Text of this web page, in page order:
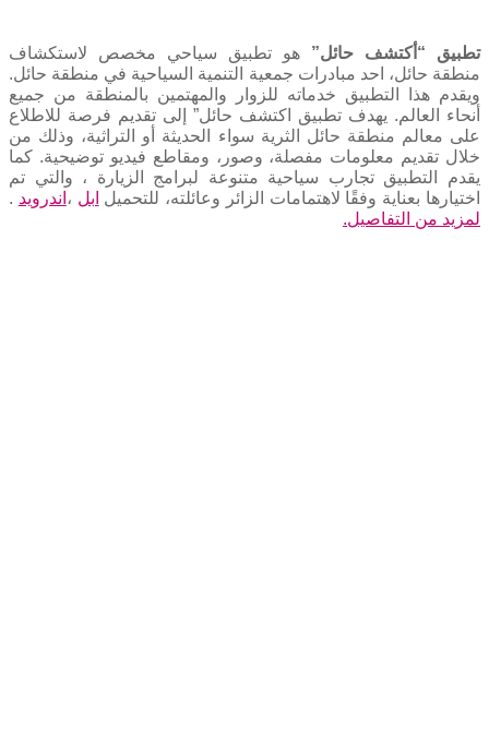
تطبيق “أكتشف حائل” هو تطبيق سياحي مخصص لاستكشاف
منطقة حائل، احد مبادرات جمعية التنمية السياحية في منطقة حائل.
ويقدم هذا التطبيق خدماته للزوار والمهتمين بالمنطقة من جميع
أنحاء العالم. يهدف تطبيق اكتشف حائل” إلى تقديم فرصة للاطلاع
على معالم منطقة حائل الثرية سواء الحديثة أو التراثية، وذلك من
خلال تقديم معلومات مفصلة، وصور، ومقاطع فيديو توضيحية. كما
يقدم التطبيق تجارب سياحية متنوعة لبرامج الزيارة ، والتي تم
اختيارها بعناية وفقًا لاهتمامات الزائر وعائلته، للتحميل ابل ، اندرويد .
لمزيد من التفاصيل.